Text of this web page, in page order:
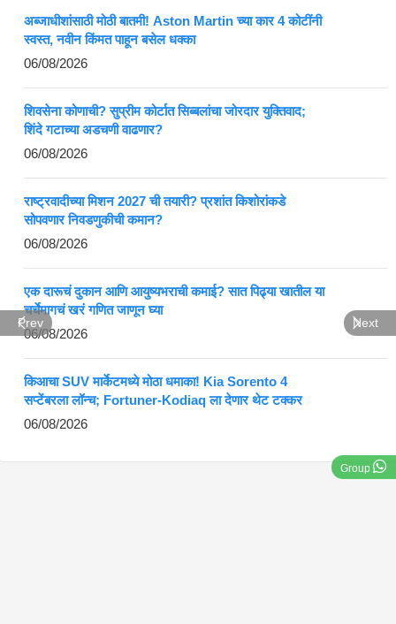
Group
Prev Next
अब्जाधीशांसाठी मोठी बातमी! Aston Martin च्या कार 4 कोटींनी
स्वस्त, नवीन किंमत पाहून बसेल धक्का
06/08/2026
शिवसेना कोणाची? सुप्रीम कोर्टात सिब्बलांचा जोरदार युक्तिवाद;
शिंदे गटाच्या अडचणी वाढणार?
06/08/2026
राष्ट्रवादीच्या मिशन 2027 ची तयारी? प्रशांत किशोरांकडे
सोपवणार निवडणुकीची कमान?
06/08/2026
एक दारूचं दुकान आणि आयुष्यभराची कमाई? सात पिढ्या खातील या
चर्चेमागचं खरं गणित जाणून घ्या
06/08/2026
किआचा SUV मार्केटमध्ये मोठा धमाका! Kia Sorento 4
सप्टेंबरला लॉन्च; Fortuner-Kodiaq ला देणार थेट टक्कर
06/08/2026